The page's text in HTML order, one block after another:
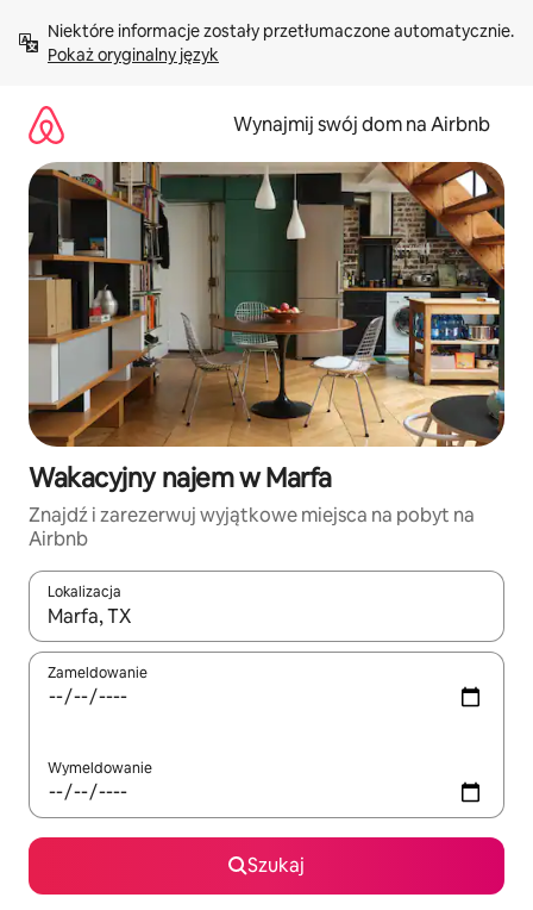
treści Pokaż oryginalny język
Wynajmij swój dom na Airbnb
Wakacyjny najem w Marfa
Znajdź i zarezerwuj wyjątkowe miejsca na pobyt na
Airbnb
Lokalizacja
Gdy wyniki będą dostępne, możesz poruszać się po nich za
Zameldowanie
Wymeldowanie
Szukaj